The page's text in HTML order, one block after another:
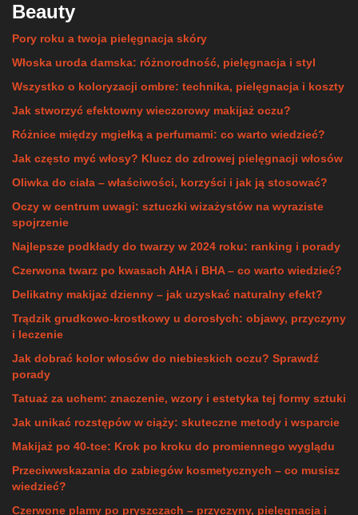
Beauty
Pory roku a twoja pielęgnacja skóry
Włoska uroda damska: różnorodność, pielęgnacja i styl
Wszystko o koloryzacji ombre: technika, pielęgnacja i koszty
Jak stworzyć efektowny wieczorowy makijaż oczu?
Różnice między mgiełką a perfumami: co warto wiedzieć?
Jak często myć włosy? Klucz do zdrowej pielęgnacji włosów
Oliwka do ciała – właściwości, korzyści i jak ją stosować?
Oczy w centrum uwagi: sztuczki wizażystów na wyraziste
spojrzenie
Najlepsze podkłady do twarzy w 2024 roku: ranking i porady
Czerwona twarz po kwasach AHA i BHA – co warto wiedzieć?
Delikatny makijaż dzienny – jak uzyskać naturalny efekt?
Trądzik grudkowo-krostkowy u dorosłych: objawy, przyczyny
i leczenie
Jak dobrać kolor włosów do niebieskich oczu? Sprawdź
porady
Tatuaż za uchem: znaczenie, wzory i estetyka tej formy sztuki
Jak unikać rozstępów w ciąży: skuteczne metody i wsparcie
Makijaż po 40-tce: Krok po kroku do promiennego wyglądu
Przeciwwskazania do zabiegów kosmetycznych – co musisz
wiedzieć?
Czerwone plamy po pryszczach – przyczyny, pielęgnacja i